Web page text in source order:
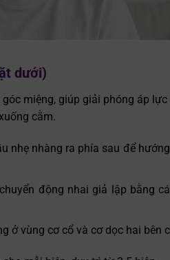
dưới)
miệng, giúp giải phóng áp
cằm.
nhẹ nhàng ra phía sau để
động nhai giả lập bằng
ở vùng cơ cổ và cơ dọc hai bên